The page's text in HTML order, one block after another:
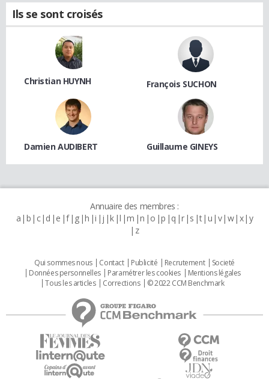
Ils se sont croisés
Christian HUYNH François SUCHON
Damien AUDIBERT Guillaume GINEYS
Annuaire des membres :
a b c d e f g h i j k l m n o p q r s t u v w x y
z
Qui sommes nous Contact Publicité Recrutement
Societé
Données personnelles
Paramétrer les cookies
Mentions légales
Tous les articles
Corrections © 2022 CCM Benchmark